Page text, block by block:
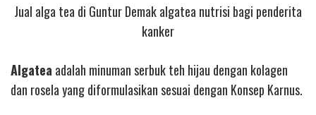
Jual alga tea di Guntur Demak algatea nutrisi bagi penderita
kanker
Algatea adalah minuman serbuk teh hijau dengan kolagen
dan rosela yang diformulasikan sesuai dengan Konsep Karnus.